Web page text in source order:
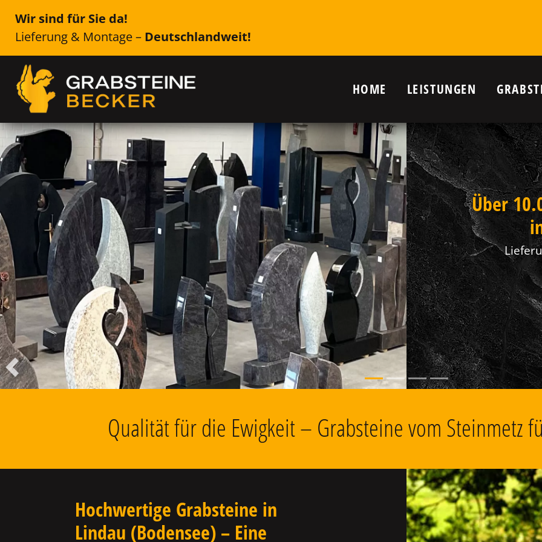
Wir sind für Sie da!
Lieferung & Montage – Deutschlandweit!
HOME LEISTUNGEN
Genau das Richtige für Ihr Grab in
Lindau (Bodensee)
Einzelsteine, Doppelsteine, Urnenanlagen,
Liegesteine, Findlinge, Kolumbarien, Grabschmuck
u.v.m.
Vorheriger
Qualität für die Ewigkeit – Grabsteine vom Steinmetz
Hochwertige Grabsteine in
Lindau (Bodensee) – Eine